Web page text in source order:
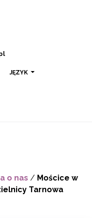
JĘZYK
o nas / Mościce w
Tarnowa